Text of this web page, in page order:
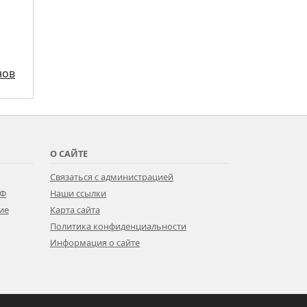
О САЙТЕ
Связаться с администрацией
Наши ссылки
Карта сайта
Политика конфиденциальности
Информация о сайте